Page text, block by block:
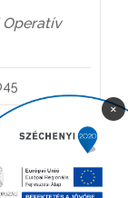
Operatív
×